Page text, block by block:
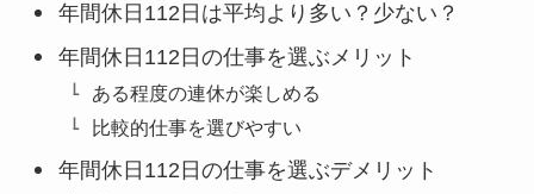
年間休日112日は平均より多い？少ない？
年間休日112日の仕事を選ぶメリット
ある程度の連休が楽しめる
比較的仕事を選びやすい
年間休日112日の仕事を選ぶデメリット